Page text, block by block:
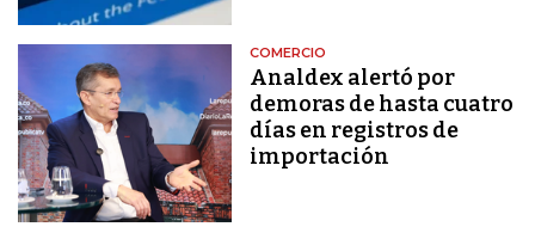
COMERCIO
Analdex alertó por
demoras de hasta cuatro
días en registros de
importación